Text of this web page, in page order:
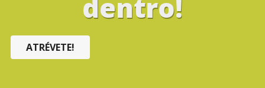
dentro!
ATRÉVETE!